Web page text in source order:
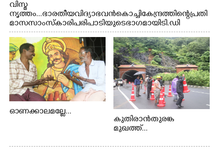
വിസ്മ
നൃത്തം...ഭാരതീയ വിദ്യാഭവൻ കൊച്ചി കേന്ദ്രത്തിന്റെ പ്രതി
മാസ സാംസ്കാരി പരിപാടിയുടെ ഭാഗമായി ടി.ഡി
റോഡിലെ ഭാരതീയ വിദ്യാഭവൻ സർദാർ പട്ടേൽ
സഭാഗൃഹത്തിൽ പ്രശസ്ത കഥക് നർത്തകി എം.
അക്ഷത അവതരിപ്പിച്ച ലയ നമൻ കഥകിൽ നിന്ന്
ഓണക്കാലമല്ലേ...
കുതിരാൻതുരങ്ക
മുഖത്ത്...